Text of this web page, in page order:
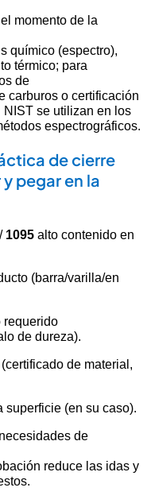
momento de la
químico (espectro),
térmico; para
de
carburos o certificación
se utilizan en los
espectrográficos.
de cierre
pegar en la
1095 alto contenido en
(barra/varilla/en
requerido
de dureza).
de material,
superficie (en su caso).
de
reduce las idas y